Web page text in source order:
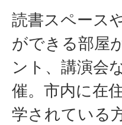
読書スペース
ができる部屋
ント、講演会
催。市内に在
学されている